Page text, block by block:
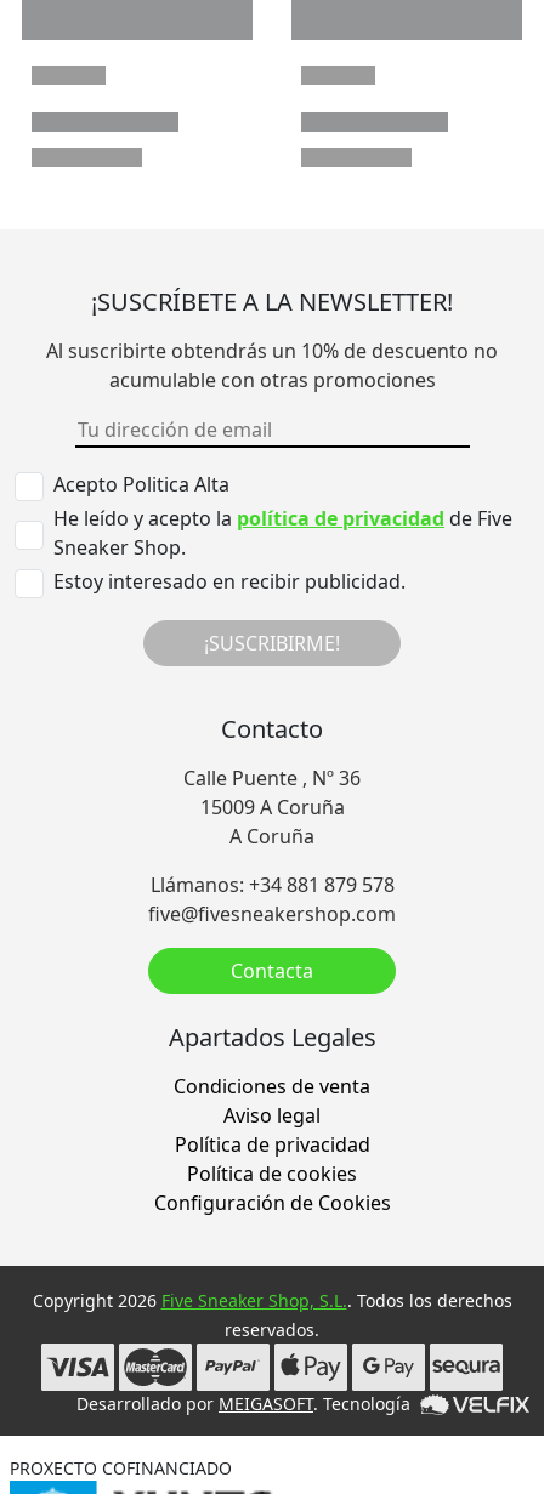
¡SUSCRÍBETE A LA NEWSLETTER!
Al suscribirte obtendrás un 10% de descuento no
acumulable con otras promociones
Acepto Politica Alta
He leído y acepto la política de privacidad de Five
Sneaker Shop.
Estoy interesado en recibir publicidad.
¡SUSCRIBIRME!
Contacto
Calle Puente , Nº 36
15009 A Coruña
A Coruña
Llámanos: +34 881 879 578
five@fivesneakershop.com
Contacta
Apartados Legales
Condiciones de venta
Aviso legal
Política de privacidad
Política de cookies
Configuración de Cookies
Copyright 2026 Five Sneaker Shop, S.L.. Todos los derechos
reservados.
Desarrollado por MEIGASOFT. Tecnología
PROXECTO COFINANCIADO